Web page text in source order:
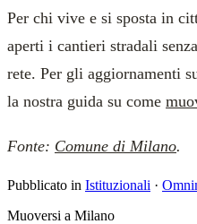
Per chi vive e si sposta in
aperti i cantieri stradali
rete. Per gli aggiornamenti
la nostra guida su come
Fonte: Comune di Milano.
Pubblicato in Istituzionali ·
Muoversi a Milano